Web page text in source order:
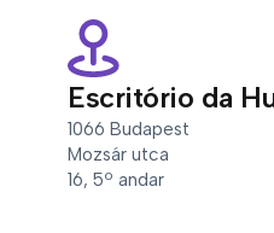
Escritório da
1066 Budapest
Mozsár utca
16, 5º andar